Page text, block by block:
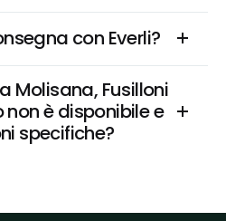
con Everli?
Molisana, Fusilloni
non è disponibile e
specifiche?